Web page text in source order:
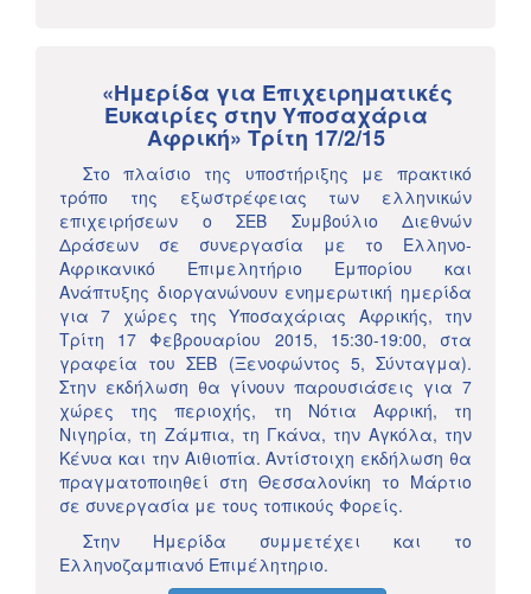
«Ημερίδα για Επιχειρηματικές
Ευκαιρίες στην Υποσαχάρια
Αφρική» Τρίτη 17/2/15
Στο πλαίσιο της υποστήριξης με πρακτικό
τρόπο της εξωστρέφειας των ελληνικών
επιχειρήσεων ο ΣΕΒ Συμβούλιο Διεθνών
Δράσεων σε συνεργασία με το Ελληνο-
Αφρικανικό Επιμελητήριο Εμπορίου και
Ανάπτυξης διοργανώνουν ενημερωτική ημερίδα
για 7 χώρες της Υποσαχάριας Αφρικής, την
Τρίτη 17 Φεβρουαρίου 2015, 15:30-19:00, στα
γραφεία του ΣΕΒ (Ξενοφώντος 5, Σύνταγμα).
Στην εκδήλωση θα γίνουν παρουσιάσεις για 7
χώρες της περιοχής, τη Νότια Αφρική, τη
Νιγηρία, τη Ζάμπια, τη Γκάνα, την Αγκόλα, την
Κένυα και την Αιθιοπία. Aντίστοιχη εκδήλωση θα
πραγματοποιηθεί στη Θεσσαλονίκη το Μάρτιο
σε συνεργασία με τους τοπικούς Φορείς.
Στην Ημερίδα συμμετέχει και το
Ελληνοζαμπιανό Επιμέλητηριο.